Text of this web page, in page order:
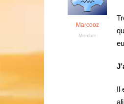
Marcooz
Membre
Il